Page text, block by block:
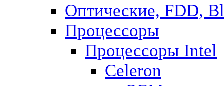
Оптические, FDD,
Процессоры
Процессоры Intel
Celeron